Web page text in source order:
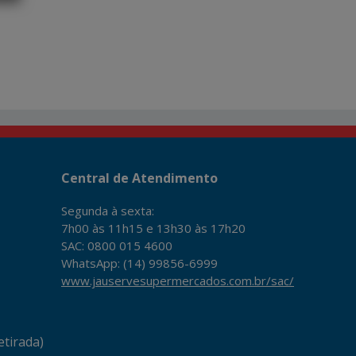
Central de Atendimento
Segunda à sexta:
7h00 às 11h15 e 13h30 às 17h20
SAC: 0800 015 4600
WhatsApp: (14) 99856-6999
www.jauservesupermercados.com.br/sac/